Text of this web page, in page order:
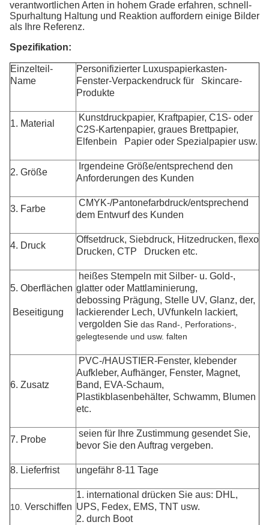
verantwortlichen Arten in hohem Grade erfahren, schnell-
Spurhaltung Haltung und Reaktion auffordern einige Bilder
als Ihre Referenz.
Spezifikation:
Einzelteil-
Name
Personifizierter Luxuspapierkasten-
Fenster-Verpackendruck für Skincare-
Produkte
1. Material
Kunstdruckpapier, Kraftpapier, C1S- oder
C2S-Kartenpapier, graues Brettpapier,
Elfenbein Papier oder Spezialpapier usw.
2. Größe
Irgendeine Größe/entsprechend den
Anforderungen des Kunden
3. Farbe
CMYK-/Pantonefarbdruck/entsprechend
dem Entwurf des Kunden
4. Druck
Offsetdruck, Siebdruck, Hitzedrucken, flexo
Drucken, CTP Drucken etc.
5. Oberflächen
Beseitigung
heißes Stempeln mit Silber- u. Gold-,
glatter oder Mattlaminierung,
debossing Prägung, Stelle UV, Glanz, der,
lackierender Lech, UVfunkeln lackiert,
vergolden Sie das Rand-, Perforations-,
gelegtesende und usw. falten
6. Zusatz
PVC-/HAUSTIER-Fenster, klebender
Aufkleber, Aufhänger, Fenster, Magnet,
Band, EVA-Schaum,
Plastikblasenbehälter, Schwamm, Blumen
etc.
7. Probe
seien für Ihre Zustimmung gesendet Sie,
bevor Sie den Auftrag vergeben.
8. Lieferfrist ungefähr 8-11 Tage
10. Verschiffen
1. international drücken Sie aus: DHL,
UPS, Fedex, EMS, TNT usw.
2. durch Boot